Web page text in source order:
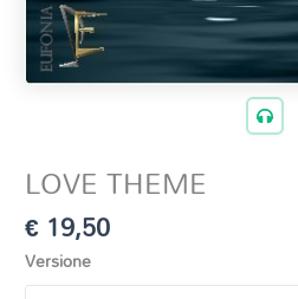
LOVE THEME
€ 19,50
Versione